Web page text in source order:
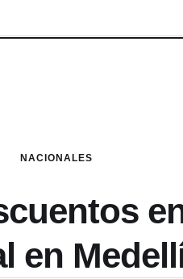
NACIONALES
en